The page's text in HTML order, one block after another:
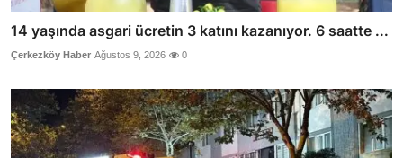
14 yaşında asgari ücretin 3 katını kazanıyor. 6 saatte ...
Çerkezköy Haber Ağustos 9, 2026 0